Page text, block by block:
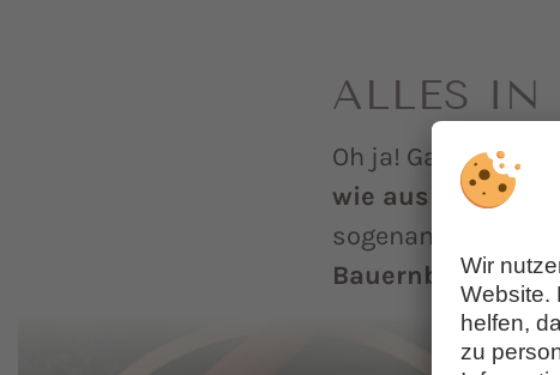
ALLES IN
Oh ja! Gastgeber
wie aus frischer
sogenannte
Bauernbutter